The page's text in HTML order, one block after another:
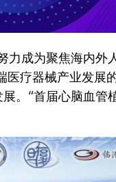
力成为聚焦海内外
医疗器械产业发展
。“首届心脑血管